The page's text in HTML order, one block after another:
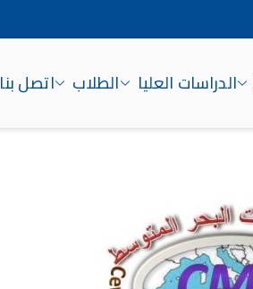
الدراسات العليا الطلاب اتصل بنا